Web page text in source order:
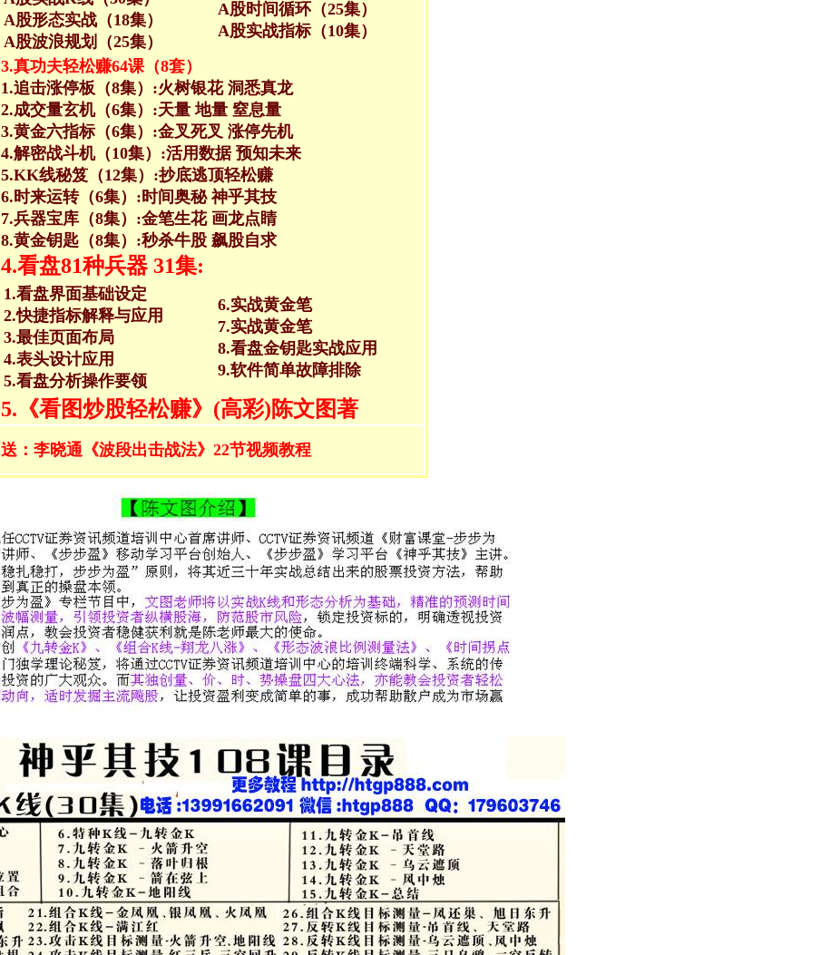
A股形态实战（18集）
A股波浪规划（25集）
A股时间循环（25集）
A股实战指标（10集）
3.真功夫轻松赚64课（8套）
1.追击涨停板（8集）:火树银花 洞悉真龙
2.成交量玄机（6集）:天量 地量 窒息量
3.黄金六指标（6集）:金叉死叉 涨停先机
4.解密战斗机（10集）:活用数据 预知未来
5.KK线秘笈（12集）:抄底逃顶轻松赚
6.时来运转（6集）:时间奥秘 神乎其技
7.兵器宝库（8集）:金笔生花 画龙点睛
8.黄金钥匙（8集）:秒杀牛股 飙股自求
4.看盘81种兵器 31集:
1.看盘界面基础设定
2.快捷指标解释与应用
3.最佳页面布局
4.表头设计应用
5.看盘分析操作要领
6.实战黄金笔
7.实战黄金笔
8.看盘金钥匙实战应用
9.软件简单故障排除
5.《看图炒股轻松赚》(高彩)陈文图著
送：李晓通《波段出击战法》22节视频教程